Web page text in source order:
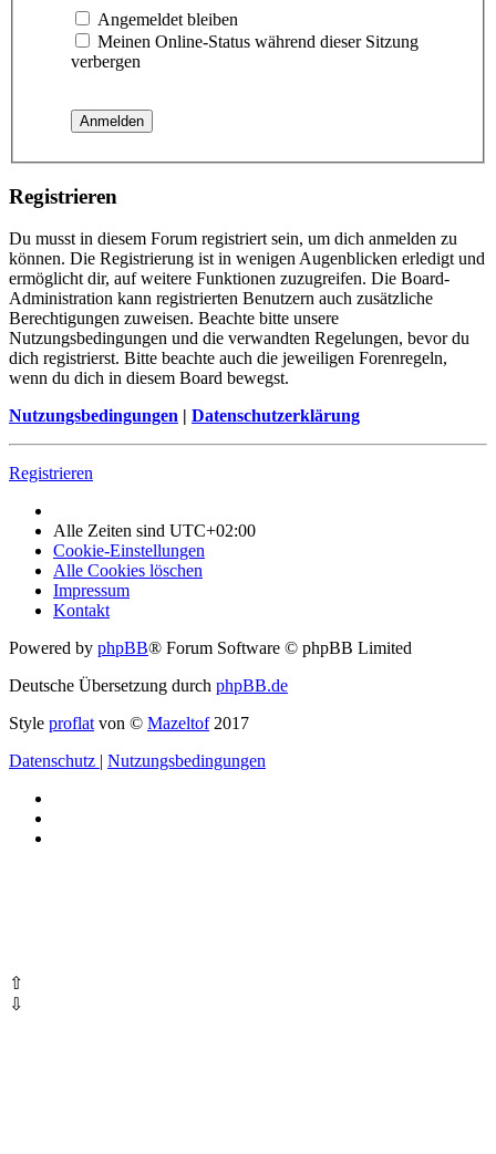
Angemeldet bleiben
Meinen Online-Status während dieser Sitzung
verbergen
Registrieren
Du musst in diesem Forum registriert sein, um dich anmelden zu
können. Die Registrierung ist in wenigen Augenblicken erledigt und
ermöglicht dir, auf weitere Funktionen zuzugreifen. Die Board-
Administration kann registrierten Benutzern auch zusätzliche
Berechtigungen zuweisen. Beachte bitte unsere
Nutzungsbedingungen und die verwandten Regelungen, bevor du
dich registrierst. Bitte beachte auch die jeweiligen Forenregeln,
wenn du dich in diesem Board bewegst.
Nutzungsbedingungen | Datenschutzerklärung
Registrieren
Alle Zeiten sind UTC+02:00
Cookie-Einstellungen
Alle Cookies löschen
Impressum
Kontakt
Powered by phpBB® Forum Software © phpBB Limited
Deutsche Übersetzung durch phpBB.de
Style proflat von © Mazeltof2017
Datenschutz | Nutzungsbedingungen
⇧
⇩